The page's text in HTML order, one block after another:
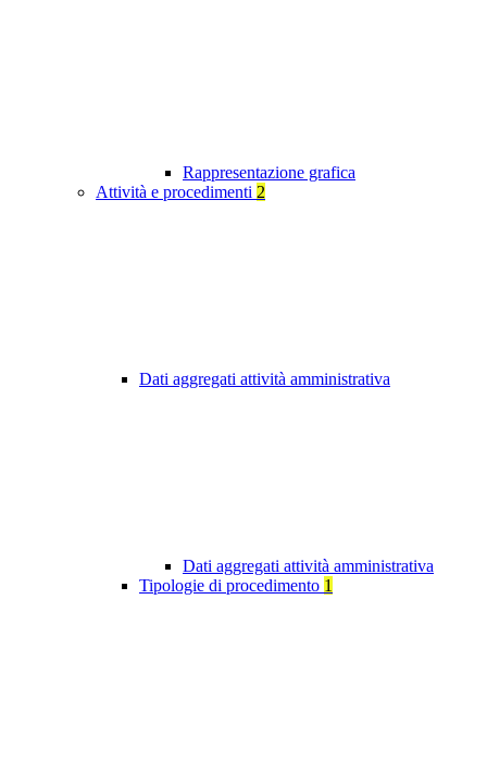
Rappresentazione grafica
Attività e procedimenti 2
Dati aggregati attività amministrativa
Dati aggregati attività amministrativa
Tipologie di procedimento 1